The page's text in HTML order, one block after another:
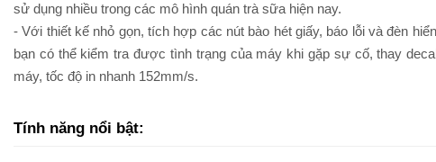
sử dụng nhiều trong các mô hình quán trà sữa hiện nay.
- Với thiết kế nhỏ gọn, tích hợp các nút bào hét giấy, báo lỗi và đèn
bạn có thể kiểm tra được tình trạng của máy khi gặp sự cố, thay
máy, tốc độ in nhanh 152mm/s.
Tính năng nổi bật: